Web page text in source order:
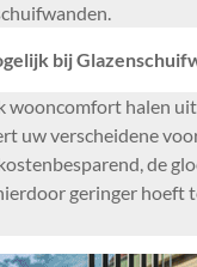
bij
halen
uw verscheidene
de
geringer